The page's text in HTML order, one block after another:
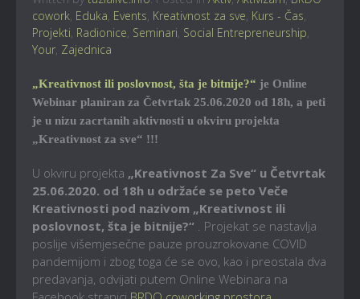
cowork, Eduka, Events, Kreativnost za sve, Kurs - Čas,
Projekti, Radionice, Seminari, Social Entrepreneurship,
Your, Zajednica
„Kreativnost ili poslovnost, šta je bitnije?“ je Online
Webinar planiran za Četvrtak 25.06.2020 od 18h, a peti
je u nizu zacrtanih aktivnosti u okviru projekta
„Kreativnost za sve“ !!!
U okviru projekta „Kreativnost Za Sve“ u Četvrtak
25.06.2020. od 18h u održaće se peto Veče
Kreativnosti pod nazivom „Kreativnost ili
poslovnost, šta je bitnije?“ . Projekat se nastavlja
poslije višemjesečne pauze prouzrokovane COVID
pandemijom i zbog toga će se ovo, kao i preostala dva
predavanja, odvijati putem Online Webinara na